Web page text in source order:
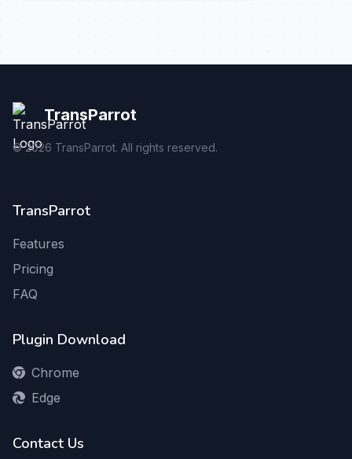
TransParrot
©2026 TransParrot. All rights reserved.
TransParrot
Features
Pricing
FAQ
Plugin Download
Chrome
Edge
Contact Us